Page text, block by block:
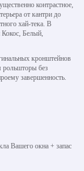
контрастное,
от кантри до
хай-тека. В
Белый,
кронштейнов
рольшторы без
завершенность.
Вашего окна + запас